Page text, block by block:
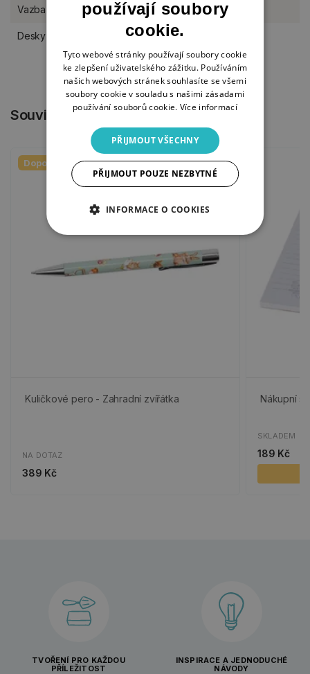
Vazba lepená
Desky měkké
Související produkty
Doporučujeme
Kuličkové pero - Zahradní zvířátka
NA DOTAZ
389 Kč
Nákupní
SKLADEM
189 Kč
TVOŘENÍ PRO KAŽDOU
PŘÍLEŽITOST
INSPIRACE A JEDNODUCHÉ
NÁVODY
používají soubory
cookie.
Tyto webové stránky používají soubory cookie
ke zlepšení uživatelského zážitku. Používáním
našich webových stránek souhlasíte se všemi
soubory cookie v souladu s našimi zásadami
používání souborů cookie. Více informací
PŘIJMOUT VŠECHNY
PŘIJMOUT POUZE NEZBYTNÉ
INFORMACE O COOKIES